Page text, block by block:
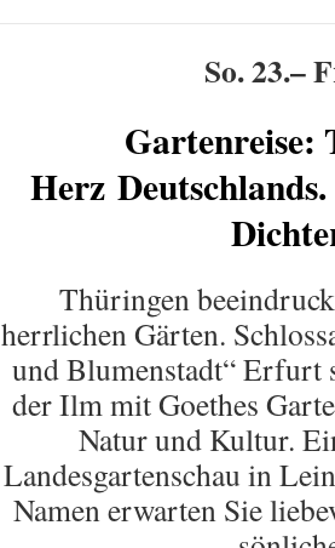
So. 23.–
Gartenreise:
Herz
Thüringen
herrlichen Gärten.
und Blumenstadt“ Erfurt
der Ilm mit Goethes
Natur und Kultur.
Landesgartenschau in
Namen erwarten Sie